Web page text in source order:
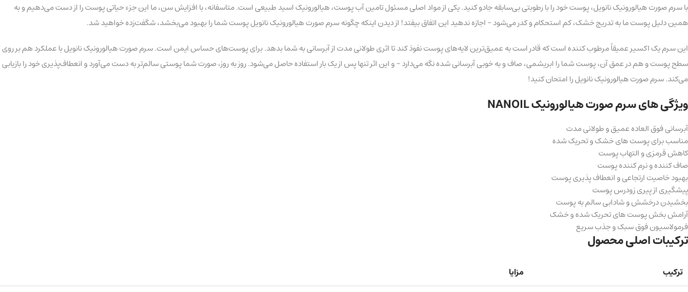
با سرم صورت هیالورونیک نانویل، پوست خود را با رطوبتی بی‌سابقه جادو کنید. یکی از مواد اصلی مسئول تامین آب پوست، هیالورونیک اسید طبیعی است. متاسفانه، با افزایش سن، ما این جزء حیاتی پوست را از دست می‌دهیم و به
همین دلیل پوست ما به تدریج خشک، کم استحکام و کدر می‌شود – اجازه ندهید این اتفاق بیفتد! از دیدن اینکه چگونه سرم صورت هیالورونیک نانویل پوست شما را بهبود می‌بخشد، شگفت‌زده خواهید شد.
این سرم یک اکسیر عمیقاً مرطوب کننده است که قادر است به عمیق‌ترین لایه‌های پوست نفوذ کند تا اثری طولانی مدت از آبرسانی به شما بدهد. برای پوست‌های حساس ایمن است. سرم صورت هیالورونیک نانویل با عملکرد هم بر روی
سطح پوست و هم در عمق آن، پوست شما را ابریشمی، صاف و به خوبی آبرسانی شده نگه می‌دارد – و این اثر تنها پس از یک بار استفاده حاصل می‌شود. روز به روز، صورت شما پوستی سالم‌تر به دست می‌آورد و انعطاف‌پذیری خود را بازیابی
می‌کند. سرم صورت هیالورونیک نانویل را امتحان کنید!
ویژگی های سرم صورت هیالورونیک NANOIL
آبرسانی فوق العاده عمیق و طولانی مدت
مناسب برای پوست های خشک و تحریک شده
کاهش قرمزی و التهاب پوست
صاف کننده و نرم کننده پوست
بهبود خاصیت ارتجاعی و انعطاف پذیری پوست
پیشگیری از پیری زودرس پوست
بخشیدن درخشش و شادابی سالم به پوست
آرامش بخش پوست های تحریک شده و خشک
فرمولاسیون فوق سبک و جذب سریع
ترکیبات اصلی محصول
ترکیب مزایا